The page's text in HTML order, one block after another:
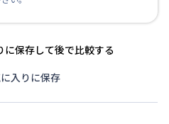
に保存して後で比較する
入りに保存